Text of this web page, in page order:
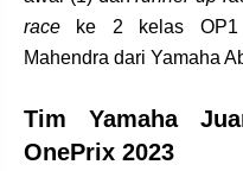
race ke 2 kelas OP1
Mahendra dari Yamaha
Tim Yamaha
OnePrix 2023